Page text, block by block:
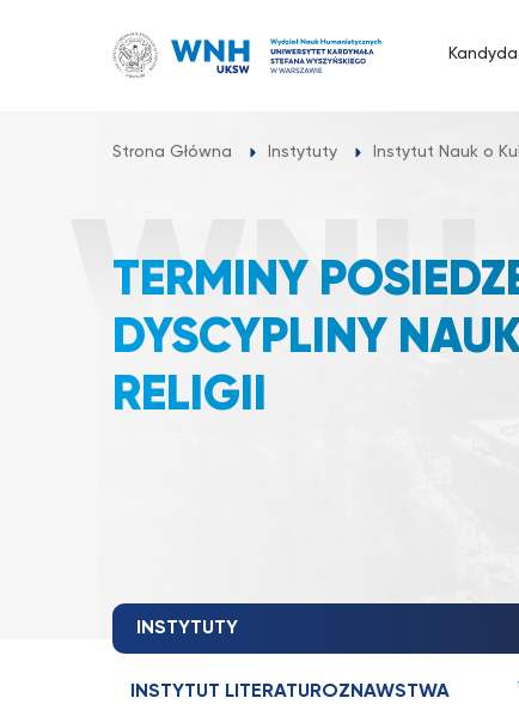
Strona Główna Instytuty Instytut Nauk o
TERMINY
DYSCYPLINY
RELIGII
INSTYTUTY
INSTYTUT LITERATUROZNAWSTWA